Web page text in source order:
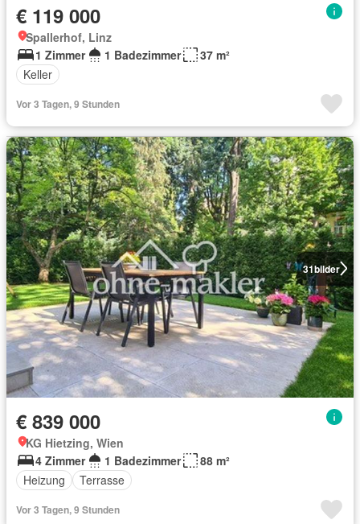
€ 119 000
Spallerhof, Linz
1 Zimmer
1 Badezimmer
37 m²
Keller
Vor 3 Tagen, 9 Stunden
31bilder
€ 839 000
KG Hietzing, Wien
4 Zimmer
1 Badezimmer
88 m²
Heizung
Terrasse
Vor 3 Tagen, 9 Stunden